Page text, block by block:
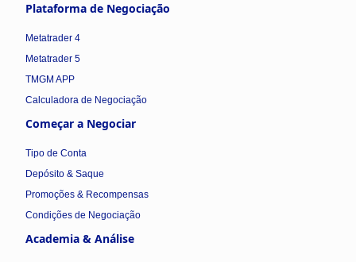
Plataforma de Negociação
Metatrader 4
Metatrader 5
TMGM APP
Calculadora de Negociação
Começar a Negociar
Tipo de Conta
Depósito & Saque
Promoções & Recompensas
Condições de Negociação
Academia & Análise